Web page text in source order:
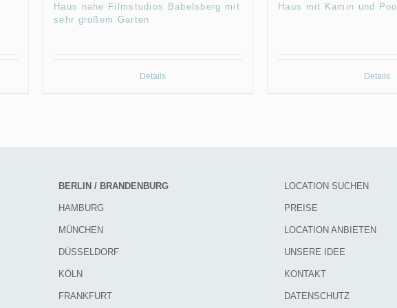
Haus nahe Filmstudios Babelsberg mit
sehr großem Garten
Details
Haus mit Kamin und Pool
Details
BERLIN / BRANDENBURG
HAMBURG
MÜNCHEN
DÜSSELDORF
KÖLN
FRANKFURT
LOCATION SUCHEN
PREISE
LOCATION ANBIETEN
UNSERE IDEE
KONTAKT
DATENSCHUTZ